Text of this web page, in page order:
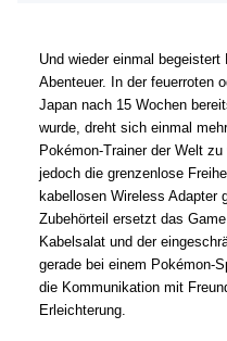
Und wieder einmal
Abenteuer. In der feuerroten
Japan nach 15 Wochen
wurde, dreht sich einmal
Pokémon-Trainer der Welt
jedoch die grenzenlose
kabellosen Wireless Adapter
Zubehörteil ersetzt das
Kabelsalat und der
gerade bei einem Pokémon-
die Kommunikation mit
Erleichterung.